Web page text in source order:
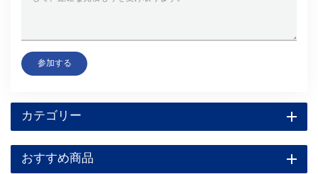
参加する
カテゴリー
おすすめ商品